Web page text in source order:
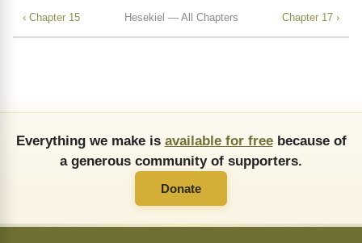
‹ Chapter 15 Hesekiel — All Chapters Chapter 17 ›
Everything we make is available for freebecause of
a generous community of supporters.
Donate